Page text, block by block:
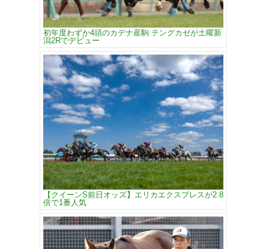
初年度わずか4頭のカデナ産駒 テングカゼが土曜新
潟2Rでデビュー
【クイーンS前日オッズ】エリカエクスプレスが2.8
倍で1番人気